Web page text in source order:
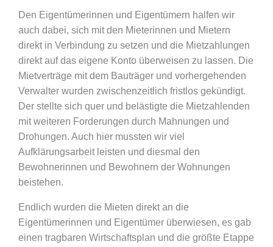
Den Eigentümerinnen und Eigentümern halfen wir
auch dabei, sich mit den Mieterinnen und Mietern
direkt in Verbindung zu setzen und die Mietzahlungen
direkt auf das eigene Konto überweisen zu lassen. Die
Mietverträge mit dem Bauträger und vorhergehenden
Verwalter wurden zwischenzeitlich fristlos gekündigt.
Der stellte sich quer und belästigte die Mietzahlenden
mit weiteren Forderungen durch Mahnungen und
Drohungen. Auch hier mussten wir viel
Aufklärungsarbeit leisten und diesmal den
Bewohnerinnen und Bewohnern der Wohnungen
beistehen.
Endlich wurden die Mieten direkt an die
Eigentümerinnen und Eigentümer überwiesen, es gab
einen tragbaren Wirtschaftsplan und die größte Etappe